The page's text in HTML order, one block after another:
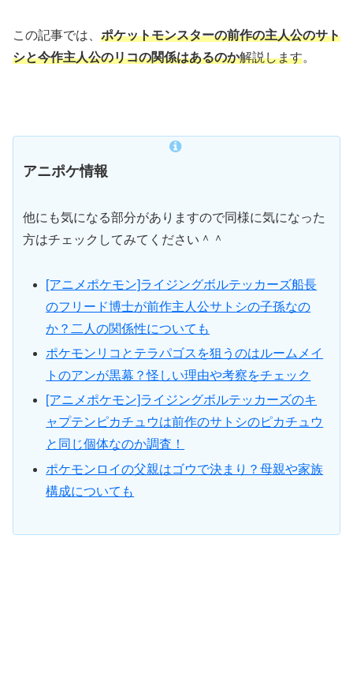
この記事では、 ポケットモンスターの前作の主人公のサト
シと今作主人公のリコの関係はあるのか解説します。
アニポケ情報
他にも気になる部分がありますので同様に気になった
方はチェックしてみてください＾＾
[アニメポケモン]ライジングボルテッカーズ船長
のフリード博士が前作主人公サトシの子孫なの
か？二人の関係性についても
ポケモンリコとテラパゴスを狙うのはルームメイ
トのアンが黒幕？怪しい理由や考察をチェック
[アニメポケモン]ライジングボルテッカーズのキ
ャプテンピカチュウは前作のサトシのピカチュウ
と同じ個体なのか調査！
ポケモンロイの父親はゴウで決まり？母親や家族
構成についても